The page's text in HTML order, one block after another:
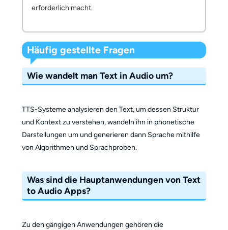
erforderlich macht.
Häufig gestellte Fragen
Wie wandelt man Text in Audio um?
TTS-Systeme analysieren den Text, um dessen Struktur
und Kontext zu verstehen, wandeln ihn in phonetische
Darstellungen um und generieren dann Sprache mithilfe
von Algorithmen und Sprachproben.
Was sind die Hauptanwendungen von Text
to Audio Apps?
Zu den gängigen Anwendungen gehören die